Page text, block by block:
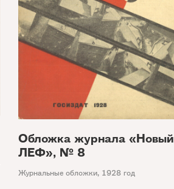
Обложка журнала «Новый
ЛЕФ», № 8
Журнальные обложки, 1928 год